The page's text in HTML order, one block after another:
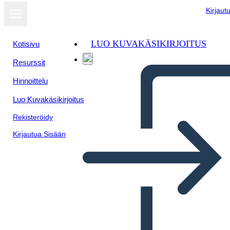
Kotisivu
Resurssit
Hinnoittelu
Luo Kuvakäsikirjoitus
Rekisteröidy
Kirjautua Sisään
LUO KUVAKÄSIKIRJOITUS